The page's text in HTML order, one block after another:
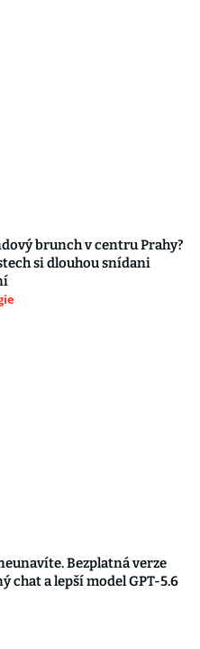
brunch v centru Prahy?
si dlouhou snídani
Bezplatná verze
chat a lepší model GPT-5.6